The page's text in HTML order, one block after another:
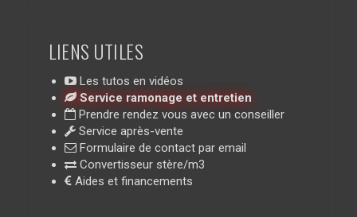
LIENS UTILES
Les tutos en vidéos
Service ramonage et entretien
Prendre rendez vous avec un conseiller
Service après-vente
Formulaire de contact par email
Convertisseur stère/m3
Aides et financements